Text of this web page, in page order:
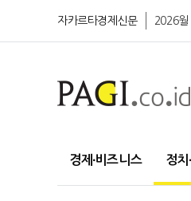
자카르타경제신문 2026월
경제∙비즈니스 정치